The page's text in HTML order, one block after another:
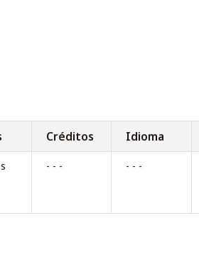
Créditos Idioma
- - - - - -